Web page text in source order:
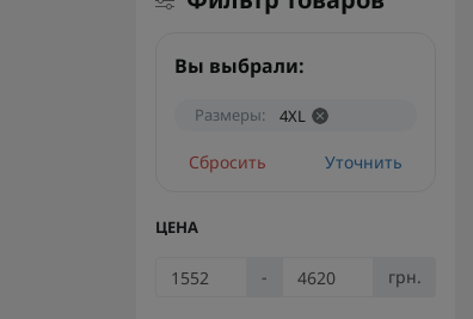
Вы выбрали:
Размеры: 4XL
Сбросить Уточнить
ЦЕНА
- грн.